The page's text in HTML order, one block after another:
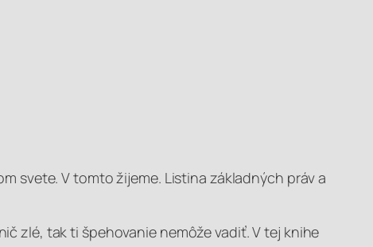
svete. V tomto žijeme. Listina základných práv a
zlé, tak ti špehovanie nemôže vadiť.V tej knihe